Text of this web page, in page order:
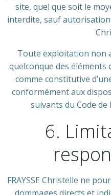
site, quel que soit le
interdite, sauf autorisation
Toute exploitation non
quelconque des éléments
comme constitutive
conformément aux
suivants du Code
6.
FRAYSSE Christelle ne